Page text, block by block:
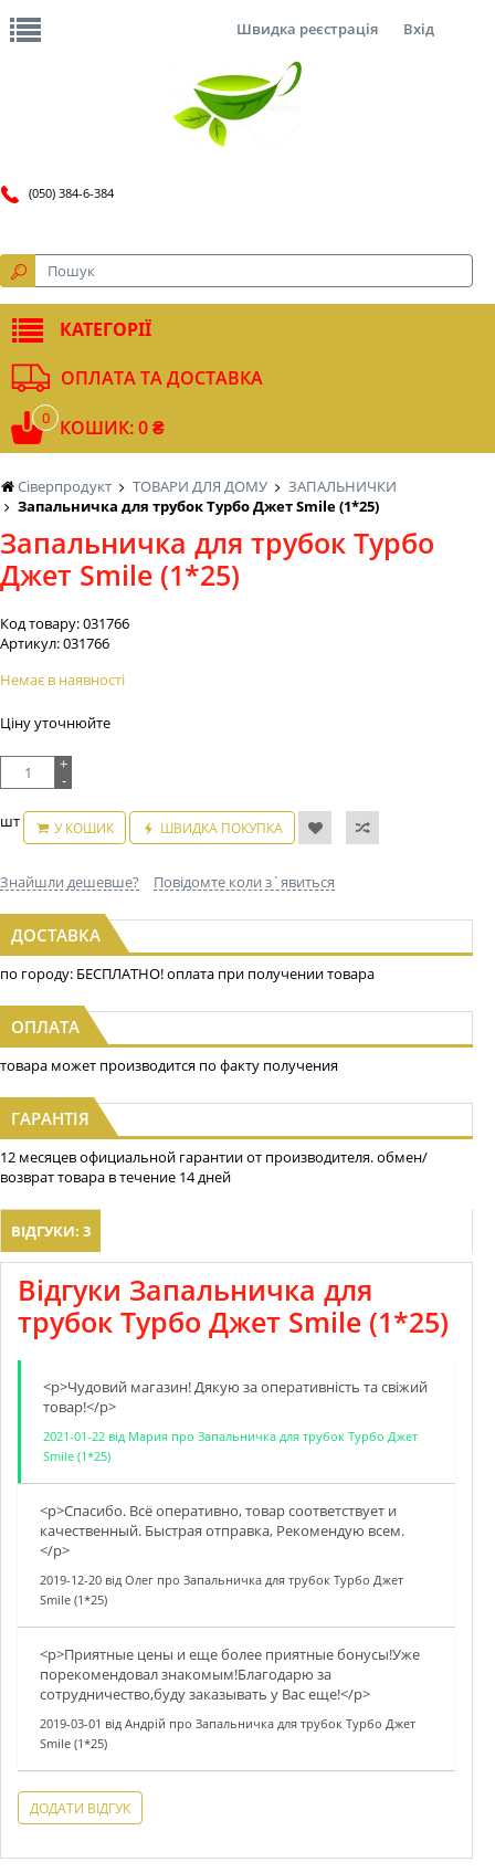
Сіверпродукт ТОВАРИ ДЛЯ ДОМУ
ЗАПАЛЬНИЧКИ
Запальничка для трубок Турбо Джет Smile (1*25)
Запальничка для трубок Турбо
Джет Smile (1*25)
Код товару:031766
Артикул:031766
Немає в наявності
Ціну уточнюйте
+
-
шт У КОШИК ШВИДКА ПОКУПКА
Знайшли дешевше? Повідомте коли з`явиться
ДОСТАВКА
по городу: БЕСПЛАТНО! оплата при получении товара
ОПЛАТА
товара может производится по факту получения
ГАРАНТІЯ
12 месяцев официальной гарантии от производителя. обмен/
возврат товара в течение 14 дней
ВІДГУКИ: 3
Відгуки Запальничка для
трубок Турбо Джет Smile (1*25)
<p>Чудовий магазин! Дякую за оперативнiсть та свiжий
товар!</p>
2021-01-22 від Мария про Запальничка для трубок Турбо Джет
Smile (1*25)
<p>Спасибо. Всё оперативно, товар соответствует и
качественный. Быстрая отправка, Рекомендую всем.
</p>
2019-12-20 від Олег про Запальничка для трубок Турбо Джет
Smile (1*25)
<p>Приятные цены и еще более приятные бонусы!Уже
порекомендовал знакомым!Благодарю за
сотрудничество,буду заказывать у Вас еще!</p>
2019-03-01 від Андрій про Запальничка для трубок Турбо Джет
Smile (1*25)
ДОДАТИ ВІДГУК
Швидка реєстрація Вхід
(050) 384-6-384
КАТЕГОРІЇ
ОПЛАТА ТА ДОСТАВКА
0 КОШИК: 0 ₴